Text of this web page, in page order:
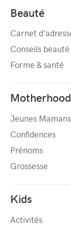
Beauté
Carnet
Conseils beauté
Forme & santé
Motherhood
Jeunes Mamans
Confidences
Prénoms
Grossesse
Kids
Activités